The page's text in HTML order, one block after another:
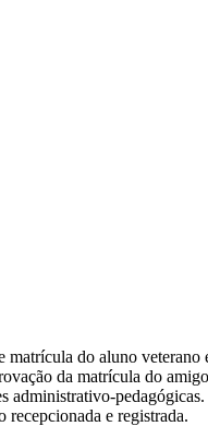
do aluno veterano
da matrícula do
administrativo-pedagógicas.
recepcionada e registrada.